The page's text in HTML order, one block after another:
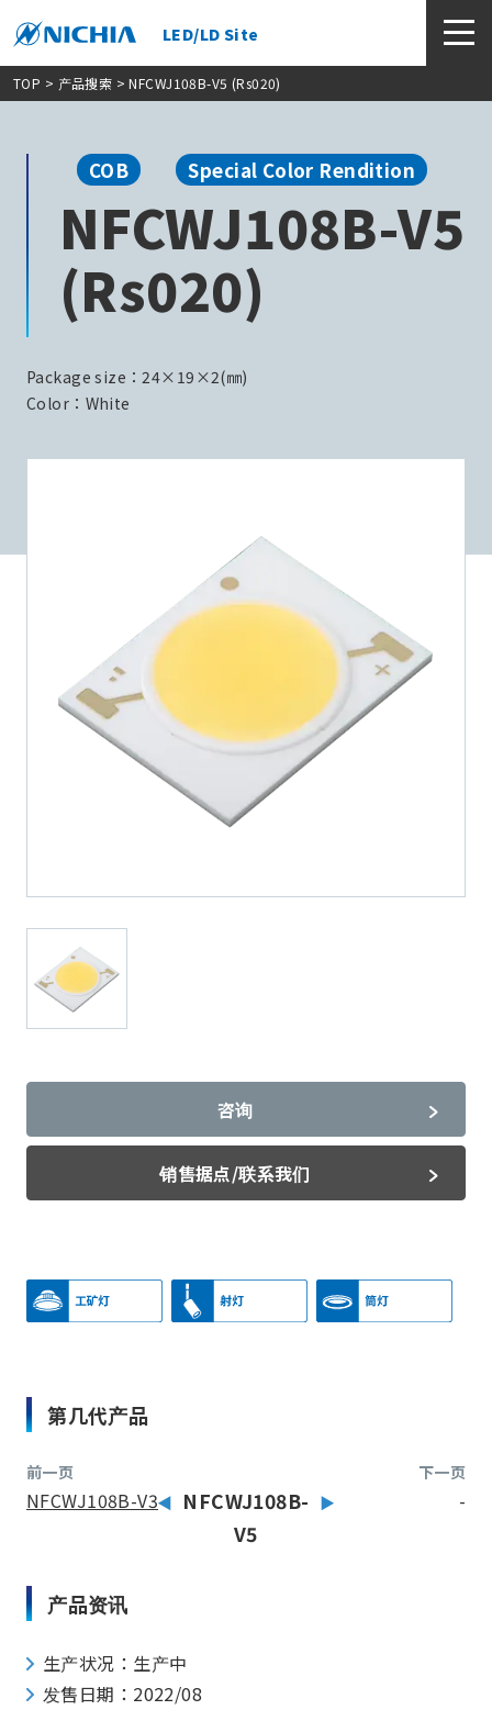
LED/LD Site
TOP > 产品搜索 > NFCWJ108B-V5 (Rs020)
COB Special Color Rendition
NFCWJ108B-V5
(Rs020)
Package size：24×19×2(㎜)
Color：White
咨询
销售据点/联系我们
第几代产品
前一页
NFCWJ108B-V3
NFCWJ108B-
V5
下一页
-
产品资讯
生产状况：生产中
发售日期：2022/08